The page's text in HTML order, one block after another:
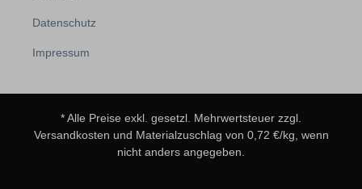
Datenschutz
Impressum
* Alle Preise exkl. gesetzl. Mehrwertsteuer zzgl.
Versandkosten und Materialzuschlag von 0,72 €/kg, wenn
nicht anders angegeben.